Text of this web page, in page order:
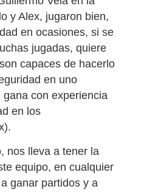
y Alex, jugaron bien,
en ocasiones, si se
jugadas, quiere
capaces de hacerlo
en uno
con experiencia
en los
nos lleva a tener la
equipo, en cualquier
ganar partidos y a